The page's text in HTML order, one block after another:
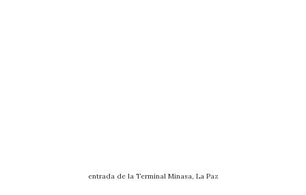
entrada de la Terminal Minasa, La Paz